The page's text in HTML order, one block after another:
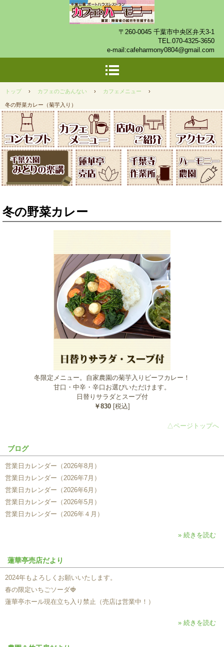
〒260-0045 千葉市中央区弁天3-1
TEL. 070-4325-3650
e-mail:cafeharmony0804@gmail.com
トップ › カフェのごあんない › カフェメニュー ›
冬の野菜カレー（菊芋入り）
冬の野菜カレー
冬限定メニュー。自家農園の菊芋入りビーフカレー！
甘口・中辛・辛口お選びいただけます。
日替りサラダとスープ付
￥830 [税込]
△ページトップへ
ブログ
営業日カレンダー（2026年8月）
営業日カレンダー（2026年7月）
営業日カレンダー（2026年6月）
営業日カレンダー（2026年5月）
営業日カレンダー（2026年４月）
» 続きを読む
蓮華亭売店だより
2024年もよろしくお願いいたします。
春の限定いちごソーダ🍓
蓮華亭ホール現在立ち入り禁止（売店は営業中！）
» 続きを読む